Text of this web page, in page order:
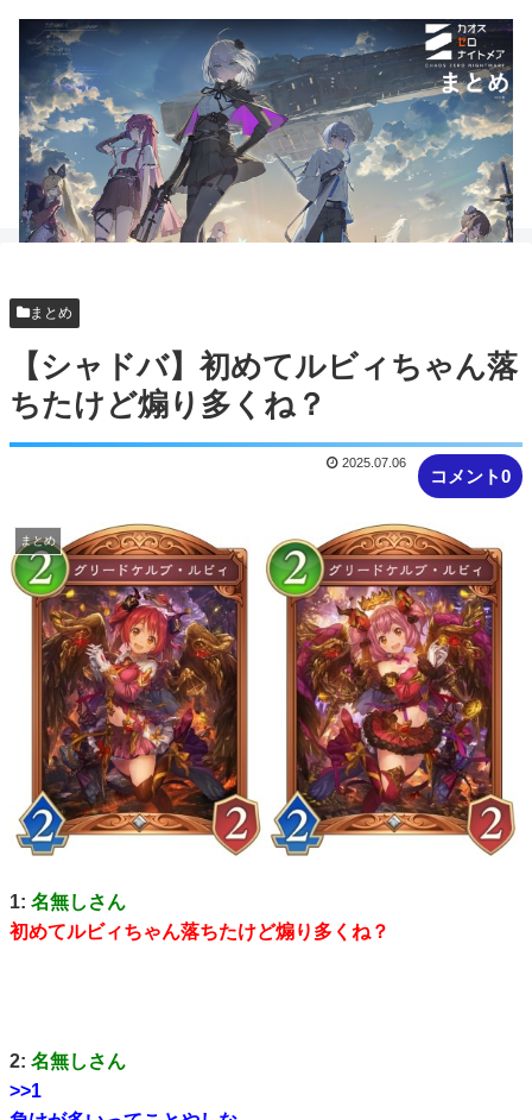
まとめ
【シャドバ】初めてルビィちゃん落
ちたけど煽り多くね？
コメント0
2025.07.06
まとめ
1: 名無しさん
初めてルビィちゃん落ちたけど煽り多くね？
2: 名無しさん
>>1